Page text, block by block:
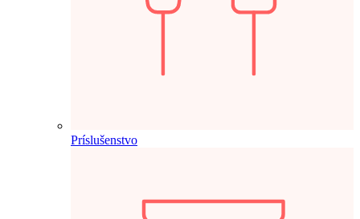
Príslušenstvo